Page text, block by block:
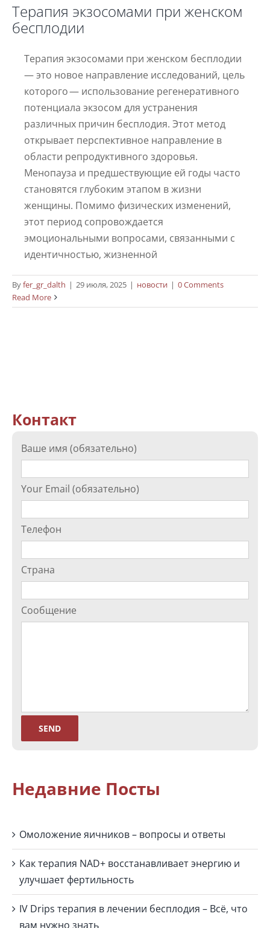
Терапия экзосомами при женском
бесплодии
Терапия экзосомами при женском бесплодии
— это новое направление исследований, цель
которого — использование регенеративного
потенциала экзосом для устранения
различных причин бесплодия. Этот метод
открывает перспективное направление в
области репродуктивного здоровья.
Менопауза и предшествующие ей годы часто
становятся глубоким этапом в жизни
женщины. Помимо физических изменений,
этот период сопровождается
эмоциональными вопросами, связанными с
идентичностью, жизненной
Byfer_gr_dalth | 29 июля, 2025 | новости | 0 Comments
Read More
Контакт
Ваше имя (обязательно)
Your Email (обязательно)
Телефон
Страна
Сообщение
Недавние Посты
Омоложение яичников – вопросы и ответы
Как терапия NAD+ восстанавливает энергию и
улучшает фертильность
IV Drips терапия в лечении бесплодия – Всё, что
вам нужно знать